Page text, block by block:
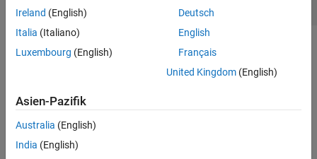
Ireland (English)
Italia (Italiano)
Luxembourg (English)
Deutsch
English
Français
United Kingdom(English)
Asien-Pazifik
Australia (English)
India (English)